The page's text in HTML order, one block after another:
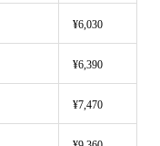
¥6,030
¥6,390
¥7,470